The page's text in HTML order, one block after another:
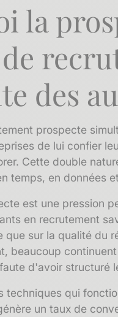
la
des
prospecte
de lui confier
Cette double
temps, en données
est une pression
en recrutement
que sur la qualité du
beaucoup
d'avoir structuré
techniques qui
un taux de